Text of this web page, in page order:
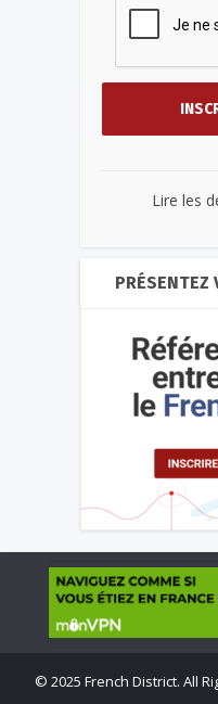
Lire les
PRÉSENTEZ
© 2025 French District. All